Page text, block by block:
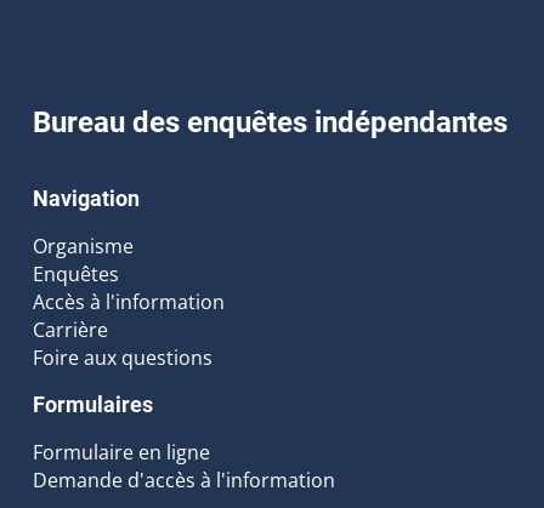
Bureau des enquêtes indépendantes
Navigation
Organisme
Enquêtes
Accès à l'information
Carrière
Foire aux questions
Formulaires
Formulaire en ligne
Demande d'accès à l'information